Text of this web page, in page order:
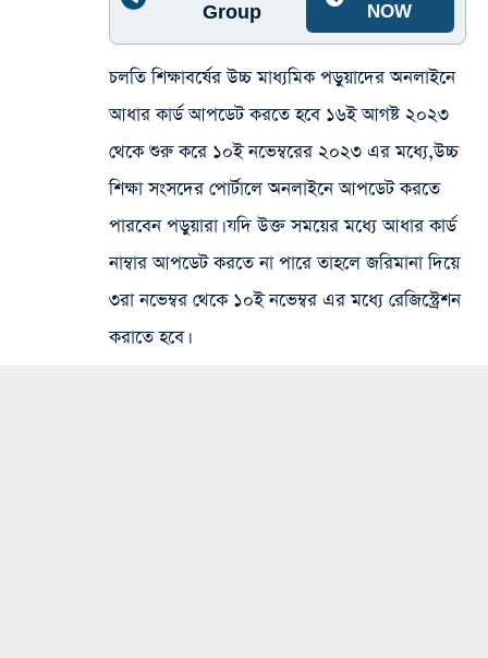
Group
NOW
চলতি শিক্ষাবর্ষের উচ্চ মাধ্যমিক পড়ুয়াদের অনলাইনে
আধার কার্ড আপডেট করতে হবে ১৬ই আগষ্ট ২০২৩
থেকে শুরু করে ১০ই নভেম্বরের ২০২৩ এর মধ্যে,উচ্চ
শিক্ষা সংসদের পোর্টালে অনলাইনে আপডেট করতে
পারবেন পড়ুয়ারা। যদি উক্ত সময়ের মধ্যে আধার কার্ড
নাম্বার আপডেট করতে না পারে তাহলে জরিমানা দিয়ে
৩রা নভেম্বর থেকে ১০ই নভেম্বর এর মধ্যে রেজিস্ট্রেশন
করাতে হবে।